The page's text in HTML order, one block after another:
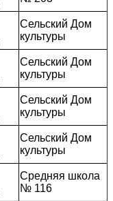
Сельский Дом
культуры
Сельский Дом
культуры
Сельский Дом
культуры
Сельский Дом
культуры
Средняя школа
№ 116